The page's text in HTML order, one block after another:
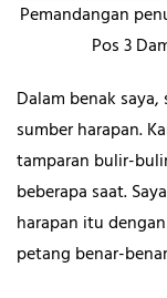
Pemandangan
Pos 3
Dalam benak
sumber harapan.
tamparan bulir-
beberapa saat.
harapan itu
petang benar-